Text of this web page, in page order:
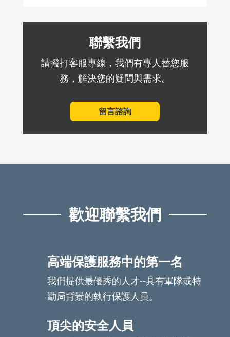
聯繫我們
請撥打客服專線，我們有專人替您服
務，解決您的疑問與需求。
留言諮詢
歡迎聯繫我們
高端保護服務中的第一名
我們提供最優秀的人才--具有軍隊或特
勤局背景的執行保護人員。
頂尖的安全人員